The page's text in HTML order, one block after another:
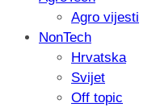
Agro vijesti
NonTech
Hrvatska
Svijet
Off topic